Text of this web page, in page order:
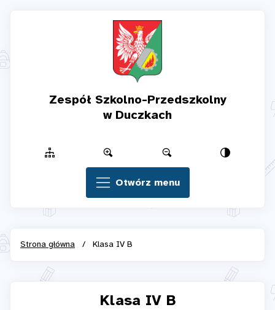
Zespół Szkolno-Przedszkolny
w Duczkach
Otwórz menu
Strona główna / Klasa IV B
Klasa IV B